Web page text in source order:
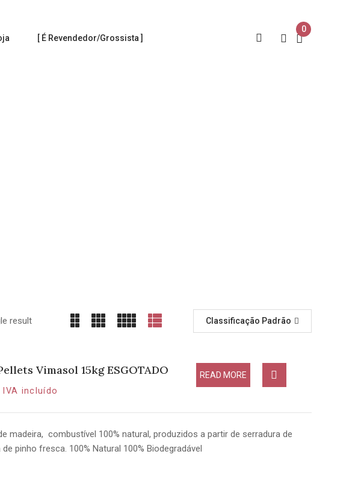
[ É Revendedor/Grossista ]
0
result Classificação Padrão
Vimasol 15kg ESGOTADO
IVA incluído
READ MORE
madeira, combustível 100% natural, produzidos a partir de serradura de
de pinho fresca. 100% Natural 100% Biodegradável